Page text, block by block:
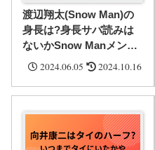
渡辺翔太(Snow Man)の
身長は?身長サバ読みは
ないかSnow Manメンバ
ーや共演者と比較・体重
2024.06.05 2024.10.16